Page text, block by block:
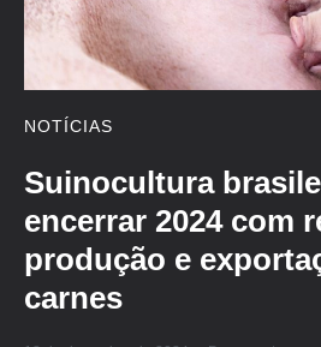
NOTÍCIAS
Suinocultura
encerrar 2024 com
produção e
carnes